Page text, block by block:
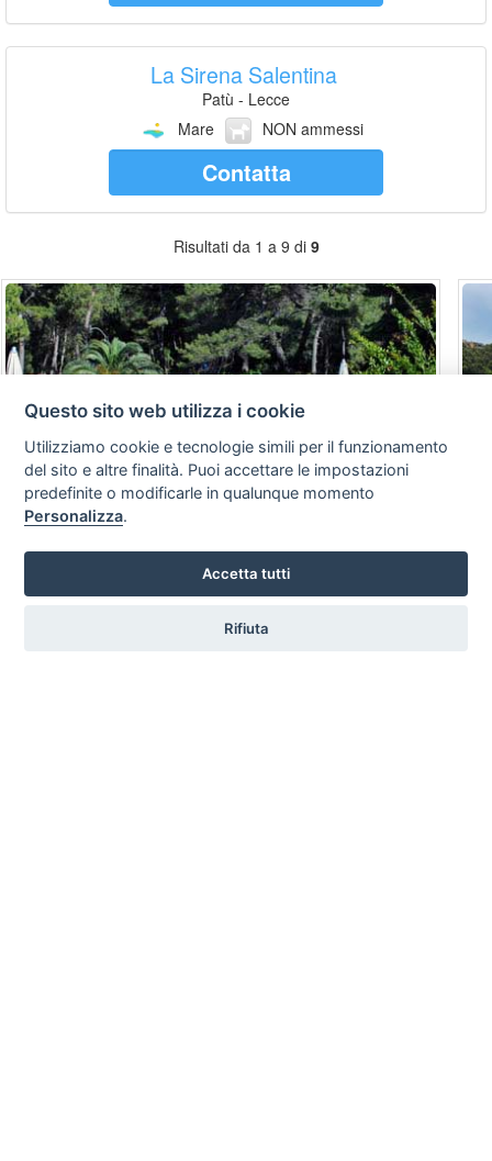
La Sirena Salentina
Patù - Lecce
Mare
NON ammessi
Contatta
Risultati da 1 a 9 di 9
Calenella
Questo sito web utilizza i cookie
Utilizziamo cookie e tecnologie simili per il funzionamento
del sito e altre finalità. Puoi accettare le impostazioni
predefinite o modificarle in qualunque momento
Personalizza.
Accetta tutti
Rifiuta